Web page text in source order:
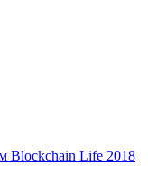
Blockchain Life 2018